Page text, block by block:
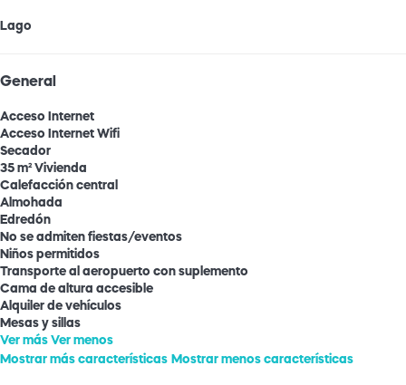
Lago
General
Acceso Internet
Acceso Internet Wifi
Secador
35 m² Vivienda
Calefacción central
Almohada
Edredón
No se admiten fiestas/eventos
Niños permitidos
Transporte al aeropuerto con suplemento
Cama de altura accesible
Alquiler de vehículos
Mesas y sillas
Ver más Ver menos
Mostrar más características Mostrar menos características